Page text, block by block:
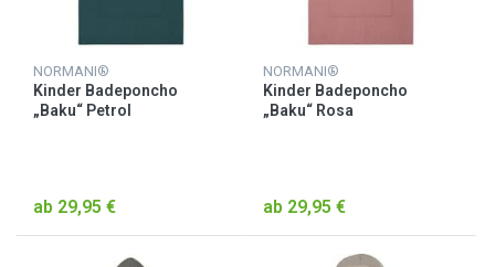
NORMANI®
Kinder Badeponcho
„Baku“ Petrol
ab 29,95 €
NORMANI®
Kinder Badeponcho
„Baku“ Rosa
ab 29,95 €